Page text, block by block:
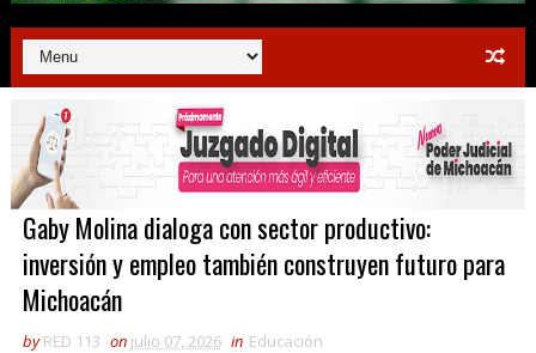
Gaby Molina dialoga con sector productivo:
inversión y empleo también construyen futuro para
Michoacán
by RED 113 on julio 07, 2026 in Educación